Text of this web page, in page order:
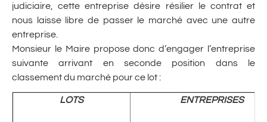
judiciaire, cette entreprise désire résilier le contrat et
nous laisse libre de passer le marché avec une autre
entreprise.
Monsieur le Maire propose donc d’engager l’entreprise
suivante arrivant en seconde position dans le
classement du marché pour ce lot :
LOTS ENTREPRISES